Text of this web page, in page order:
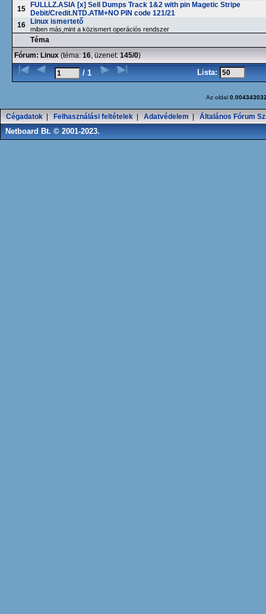
15
FULLLZ.ASIA [x] Sell Dumps Track 1&2 with pin Magetic Stripe
Debit/Credit.NTD.ATM+NO PIN code 121/21
16
Linux ismertető
miben más,mint a közismert operációs rendszer
Téma
Fórum: Linux (téma: 16, üzenet: 145/0)
/ 1 Lista:
Az oldal
Cégadatok Felhasználási feltételek Adatvédelem Általános Fórum
Netboard Bt. © 2001-2023.